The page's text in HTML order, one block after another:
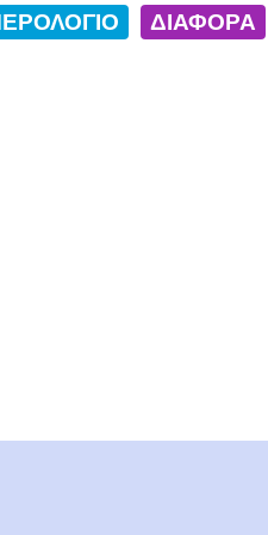
ΔΙΑΦΟΡΑ